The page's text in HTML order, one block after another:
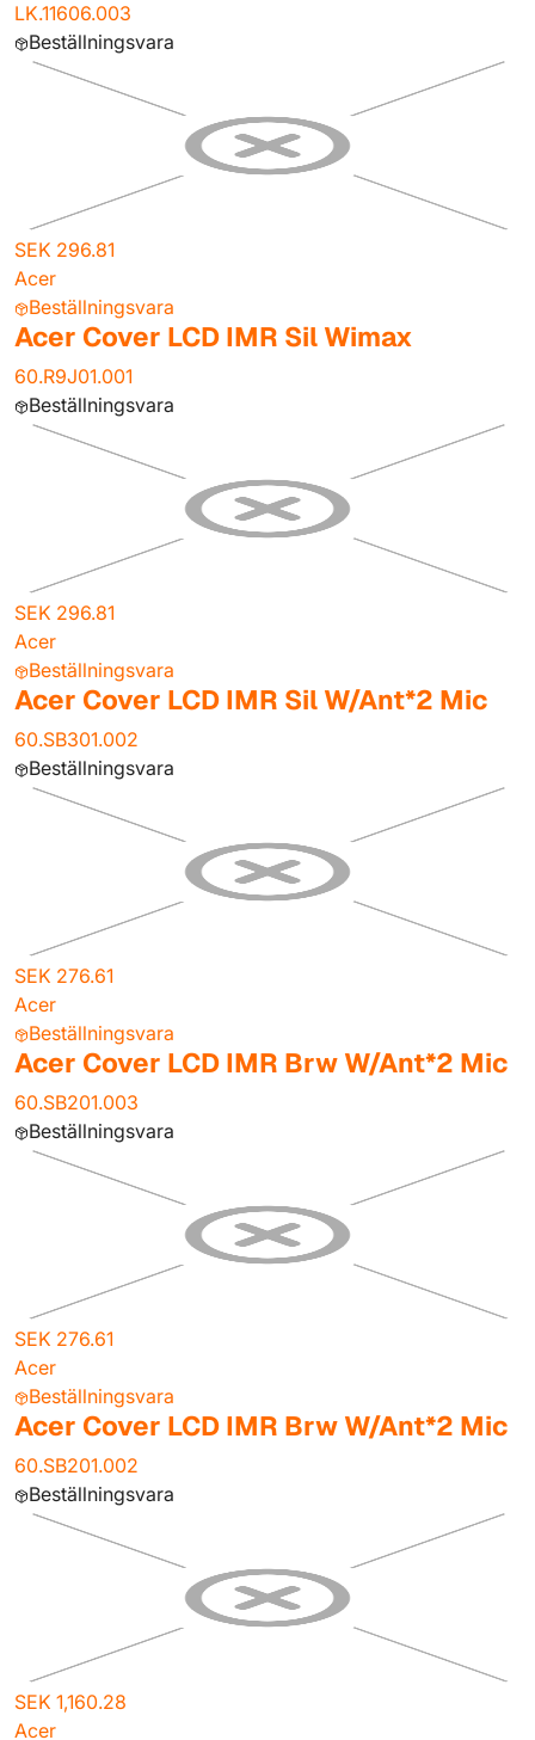
LK.11606.003
Beställningsvara
SEK 296.81
Acer
Beställningsvara
Acer Cover LCD IMR Sil Wimax
60.R9J01.001
Beställningsvara
SEK 296.81
Acer
Beställningsvara
Acer Cover LCD IMR Sil W/Ant*2 Mic
60.SB301.002
Beställningsvara
SEK 276.61
Acer
Beställningsvara
Acer Cover LCD IMR Brw W/Ant*2 Mic
60.SB201.003
Beställningsvara
SEK 276.61
Acer
Beställningsvara
Acer Cover LCD IMR Brw W/Ant*2 Mic
60.SB201.002
Beställningsvara
SEK 1,160.28
Acer